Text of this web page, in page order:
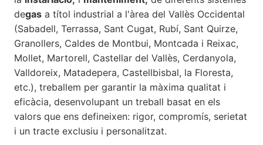
degas a títol industrial a l'àrea del Vallès Occidental
(Sabadell, Terrassa, Sant Cugat, Rubí, Sant Quirze,
Granollers, Caldes de Montbui, Montcada i Reixac,
Mollet, Martorell, Castellar del Vallès, Cerdanyola,
Valldoreix, Matadepera, Castellbisbal, la Floresta,
etc.), treballem per garantir la màxima qualitat i
eficàcia, desenvolupant un treball basat en els
valors que ens defineixen: rigor, compromís, serietat
i un tracte exclusiu i personalitzat.